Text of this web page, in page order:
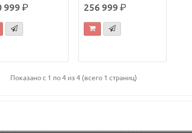
999р. 256 999 р.
Показано с 1 по 4 из 4 (всего 1 страниц)